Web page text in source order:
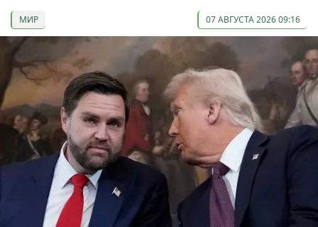
МИР 07 АВГУСТА 2026 09:16